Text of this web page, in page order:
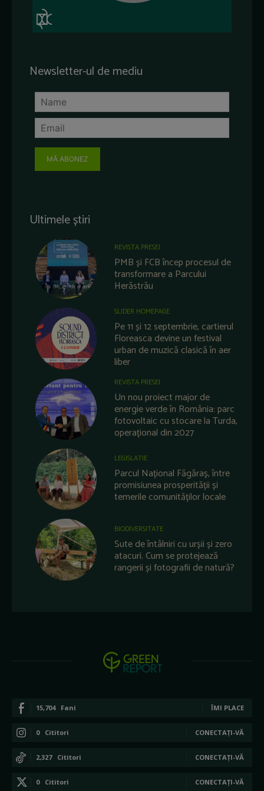
Newsletter-ul de mediu
MĂ ABONEZ
Ultimele știri
REVISTA PRESEI
PMB și FCB încep procesul de
transformare a Parcului
Herăstrău
SLIDER HOMEPAGE
Pe 11 și 12 septembrie, cartierul
Floreasca devine un festival
urban de muzică clasică în aer
liber
REVISTA PRESEI
Un nou proiect major de
energie verde în România: parc
fotovoltaic cu stocare la Turda,
operațional din 2027
LEGISLATIE
Parcul Național Făgăraș, între
promisiunea prosperității și
temerile comunităților locale
BIODIVERSITATE
Sute de întâlniri cu urșii și zero
atacuri. Cum se protejează
rangerii și fotografii de natură?
15,704 Fani ÎMI PLACE
0 Cititori CONECTAȚI-VĂ
2,327 Cititori CONECTAȚI-VĂ
0 Cititori CONECTAȚI-VĂ